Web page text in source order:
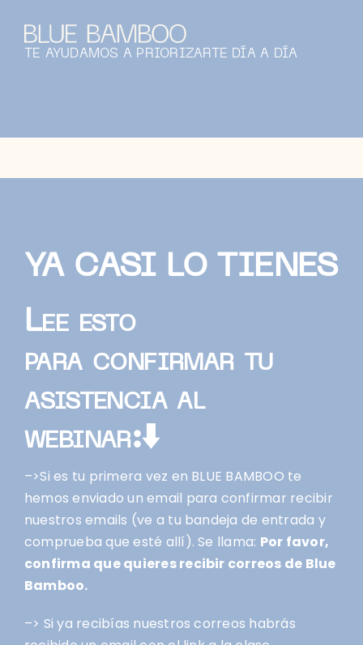
contenido
TE AYUDAMOS A PRIORIZARTE DÍA A DÍA
YA CASI LO TIENES
Lee esto
para confirmar tu
asistencia al
webinar:⬇
–>Si es tu primera vez en BLUE BAMBOO te
hemos enviado un email para confirmar recibir
nuestros emails (ve a tu bandeja de entrada y
comprueba que esté allí). Se llama: Por favor,
confirma que quieres recibir correos de Blue
Bamboo.
–> Si ya recibías nuestros correos habrás